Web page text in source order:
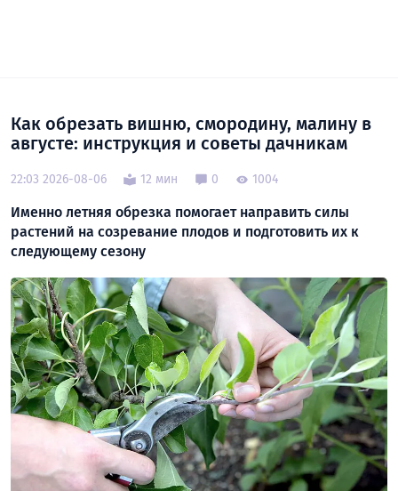
Как обрезать вишню, смородину, малину в
августе: инструкция и советы дачникам
22:03 2026-08-06 12 мин 0 1004
Именно летняя обрезка помогает направить силы
растений на созревание плодов и подготовить их к
следующему сезону